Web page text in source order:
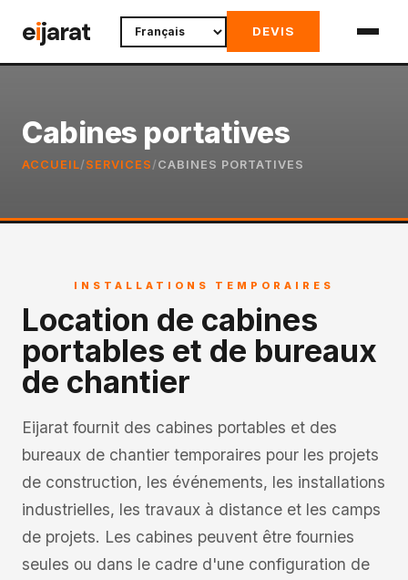
toeijarat DEVIS
Cabines portatives
ACCUEIL/ SERVICES / CABINES PORTATIVES
INSTALLATIONS TEMPORAIRES
Location de cabines
portables et de bureaux
de chantier
Eijarat fournit des cabines portables et des
bureaux de chantier temporaires pour les projets
de construction, les événements, les installations
industrielles, les travaux à distance et les camps
de projets. Les cabines peuvent être fournies
seules ou dans le cadre d'une configuration de